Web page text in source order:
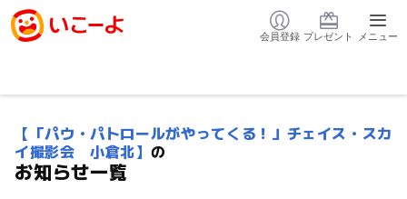
会員登録 プレゼント メニュー
【「パウ・パトロールがやってくる！」チェイス・スカ
イ撮影会 小倉北】 の
お知らせ一覧